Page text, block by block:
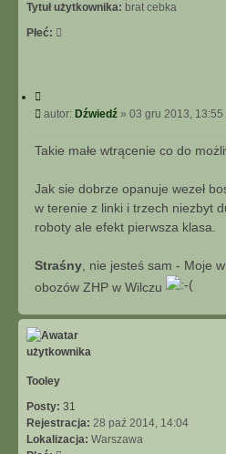
Tytuł użytkownika: brat cebka
Płeć:
y
j
P
o
s
autor: Dźwiedź » 03 gru 2013, 13:55
Takie małe wtrącenie co do
Jak sie dobrze opanuje wezeł
w terenie z linki i trzech niezbyt
roboty ale efekt pierwsza klasa.
Straśny, nie jesteś sam - Moje
obozów ZHP w Wilczu
Tooley
Posty: 31
Rejestracja: 28 paź 2014, 14:04
Lokalizacja: Warszawa